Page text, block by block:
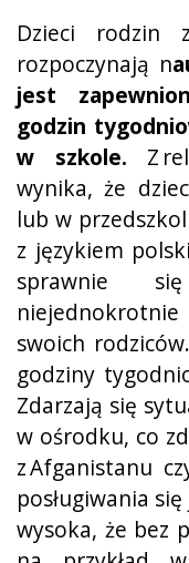
Dzieci rodzin
rozpoczynają n
jest
godzin
w szkole. Z
wynika, że
lub w
z językiem
sprawnie
swoich
godziny
Zdarzają się
w ośrodku, co
z Afganistanu
posługiwania
wysoka, że bez